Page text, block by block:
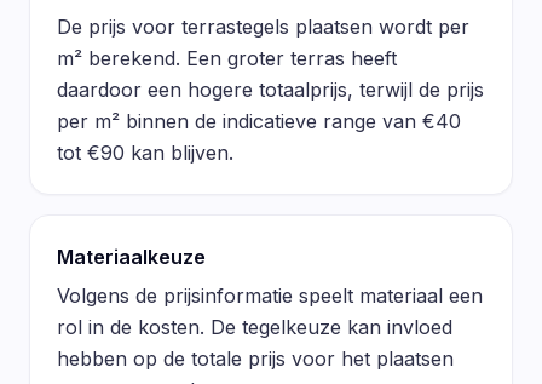
De prijs voor terrastegels plaatsen wordt per
m² berekend. Een groter terras heeft
daardoor een hogere totaalprijs, terwijl de prijs
per m² binnen de indicatieve range van €40
tot €90 kan blijven.
Materiaalkeuze
Volgens de prijsinformatie speelt materiaal een
rol in de kosten. De tegelkeuze kan invloed
hebben op de totale prijs voor het plaatsen